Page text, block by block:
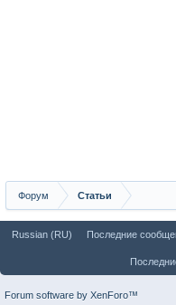
Форум Статьи
Russian (RU) Последние
Forum software by XenForo™